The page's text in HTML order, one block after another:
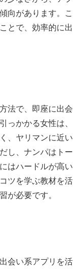
向があります。こ
とで、効率的に出
法で、即座に出会
っかかる女性は、
、ヤリマンに近い
し、ナンパはトー
はハードルが高い
ツを学ぶ教材を活
が必要です。
会い系アプリを活